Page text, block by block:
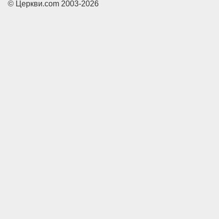
© Церкви.com 2003-2026